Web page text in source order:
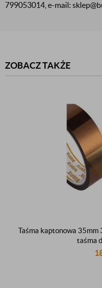
799053014, e-mail:
ZOBACZ TAKŻE
Taśma kaptonowa
taśma